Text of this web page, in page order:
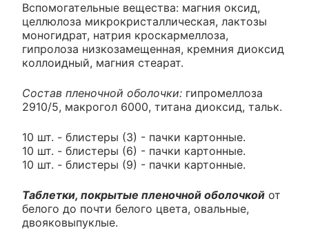
Вспомогательные вещества: магния оксид,
целлюлоза микрокристаллическая, лактозы
моногидрат, натрия кроскармеллоза,
гипролоза низкозамещенная, кремния диоксид
коллоидный, магния стеарат.
Состав пленочной оболочки: гипромеллоза
2910/5, макрогол 6000, титана диоксид, тальк.
10 шт. - блистеры (3) - пачки картонные.
10 шт. - блистеры (6) - пачки картонные.
10 шт. - блистеры (9) - пачки картонные.
Таблетки, покрытые пленочной оболочкой от
белого до почти белого цвета, овальные,
двояковыпуклые.